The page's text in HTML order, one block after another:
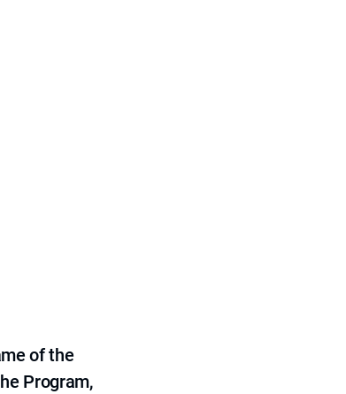
of the
Program,